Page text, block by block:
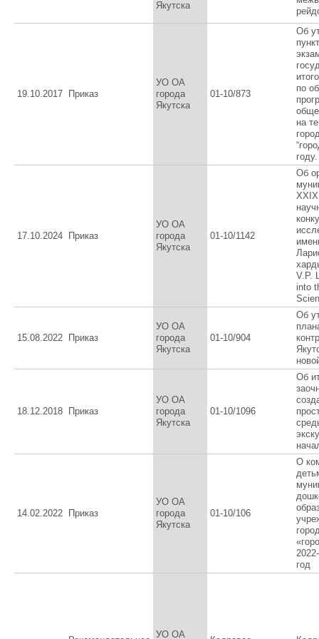
Якутска
19.10.2017 Приказ
УО ОА
города
Якутска
01-10/873
Об
по
на
году.
17.10.2024 Приказ
УО ОА
города
Якутска
01-10/1142
Об
XXIX
V.P.
into
15.08.2022 Приказ
УО ОА
города
Якутска
01-10/904
Об
18.12.2018 Приказ
УО ОА
города
Якутска
01-10/1096
Об
14.02.2022 Приказ
УО ОА
города
Якутска
01-10/106
О
год
УО ОА